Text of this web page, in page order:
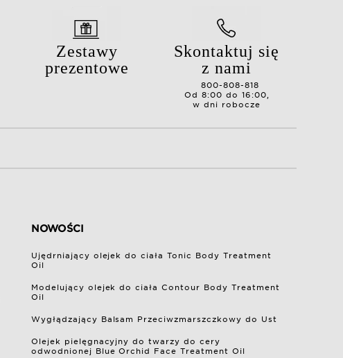
Zestawy
prezentowe
Skontaktuj się
z nami
800-808-818
Od 8:00 do 16:00,
w dni robocze
NOWOŚCI
Ujędrniający olejek do ciała Tonic Body Treatment
Oil
Modelujący olejek do ciała Contour Body Treatment
Oil
Wygłądzający Balsam Przeciwzmarszczkowy do Ust
Olejek pielęgnacyjny do twarzy do cery
odwodnionej Blue Orchid Face Treatment Oil